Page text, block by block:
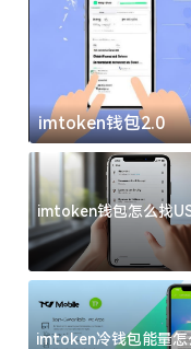
imtoken钱包2.0
imtoken钱包怎么找
址？三步搞定不踩
imtoken冷钱包能量怎